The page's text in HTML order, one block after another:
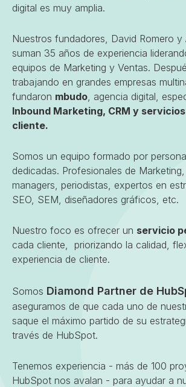
digital es muy amplia.
Nuestros fundadores, David Romero y
suman 35 años de experiencia
equipos de Marketing y Ventas.
trabajando en grandes empresas
fundaron mbudo, agencia digital,
Inbound Marketing, CRM y
cliente.
Somos un equipo formado por
dedicadas. Profesionales de
managers, periodistas, expertos en
SEO, SEM, diseñadores gráficos, etc.
Nuestro foco es ofrecer un servicio
cada cliente, priorizando la calidad,
experiencia de cliente.
Somos Diamond Partner de
aseguramos de que cada uno de
saque el máximo partido de su
través de HubSpot.
Tenemos experiencia - más de 100
HubSpot nos avalan - para ayudar a